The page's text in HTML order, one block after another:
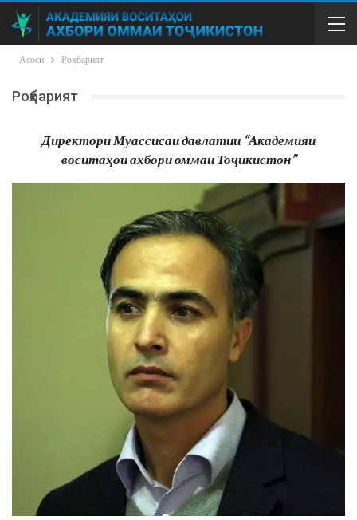
Асосӣ Роҳбарият
Роҳбарият
Директори Муассисаи давлатии “Академияи
воситаҳои ахбори оммаи Тоҷикистон”